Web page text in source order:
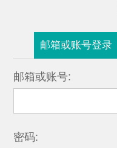
邮箱或账号登录
邮箱或账号:
密码: